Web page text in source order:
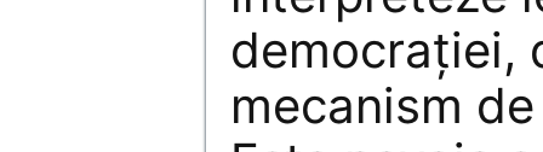
democraţiei,
mecanism